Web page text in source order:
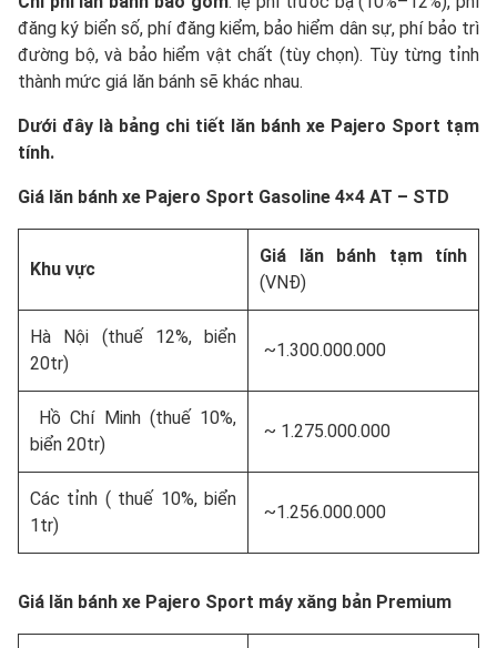
đăng ký biển số, phí đăng kiểm, bảo hiểm dân sự, phí bảo trì
đường bộ, và bảo hiểm vật chất (tùy chọn). Tùy từng tỉnh
thành mức giá lăn bánh sẽ khác nhau.
Dưới đây là bảng chi tiết lăn bánh xe Pajero Sport tạm
tính.
Giá lăn bánh xe Pajero Sport Gasoline 4×4 AT – STD
Khu vực
Giá lăn bánh tạm tính
(VNĐ)
Hà Nội (thuế 12%, biển
20tr)
~1.300.000.000
Hồ Chí Minh (thuế 10%,
biển 20tr)
~ 1.275.000.000
Các tỉnh ( thuế 10%, biển
1tr)
~1.256.000.000
Giá lăn bánh xe Pajero Sport máy xăng bản Premium